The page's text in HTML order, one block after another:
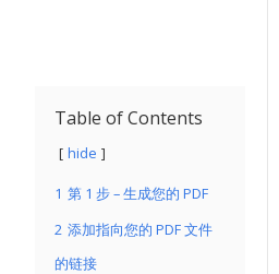
Table of Contents
hide
1 第 1 步 – 生成您的 PDF
2 添加指向您的 PDF 文件
的链接